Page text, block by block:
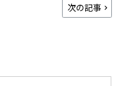
次の記事